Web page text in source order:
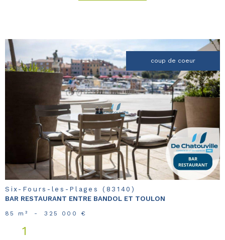
coup de coeur
voir le
bien
Six-Fours-les-Plages (83140)
BAR RESTAURANT ENTRE BANDOL ET TOULON
85 m² - 325 000 €
1